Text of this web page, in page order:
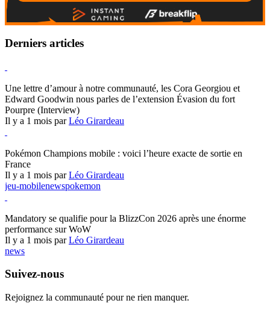
Derniers articles
Une lettre d’amour à notre communauté, les Cora Georgiou et
Edward Goodwin nous parles de l’extension Évasion du fort
Pourpre (Interview)
Il y a 1 mois parLéo Girardeau
Pokémon Champions mobile : voici l’heure exacte de sortie en
France
Il y a 1 mois parLéo Girardeau
jeu-mobilenewspokemon
Mandatory se qualifie pour la BlizzCon 2026 après une énorme
performance sur WoW
Il y a 1 mois parLéo Girardeau
news
Suivez-nous
Rejoignez la communauté pour ne rien manquer.